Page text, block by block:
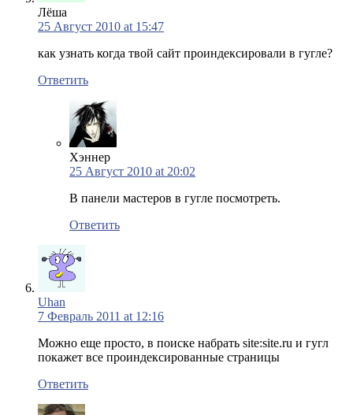
Лёша
25 Август 2010 at 15:47
как узнать когда твой сайт проиндексировали в гугле?
Ответить
Хэннер
25 Август 2010 at 20:02
В панели мастеров в гугле посмотреть.
Ответить
Uhan
7 Февраль 2011 at 12:16
Можно еще просто, в поиске набрать site:site.ru и гугл
покажет все проиндексированные страницы
Ответить